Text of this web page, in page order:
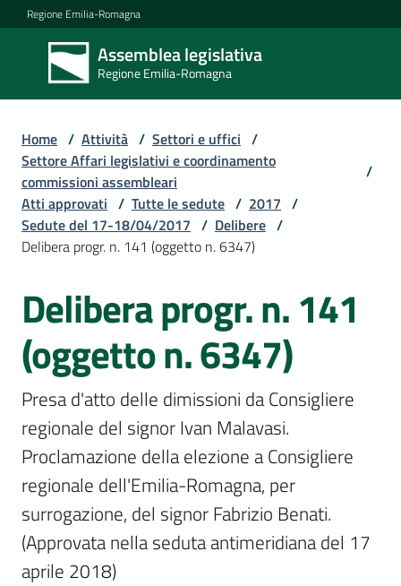
Vai al contenuto
Vai alla navigazione
Vai al footer
Regione Emilia-Romagna
Assemblea legislativa
Regione Emilia-Romagna
Assemblea
legislativa
Regione Emilia-
Assemblea
Argomenti
Per
i
media
Per
i
cittadini
Home / Attività / Settori e uffici /
Settore Affari legislativi e coordinamento
commissioni assembleari
/
Atti approvati / Tutte le sedute / 2017 /
Sedute del 17-18/04/2017 / Delibere /
Delibera progr. n. 141 (oggetto n. 6347)
Delibera progr. n. 141
(oggetto n. 6347)
Presa d'atto delle dimissioni da Consigliere
regionale del signor Ivan Malavasi.
Proclamazione della elezione a Consigliere
regionale dell'Emilia-Romagna, per
surrogazione, del signor Fabrizio Benati.
(Approvata nella seduta antimeridiana del 17
aprile 2018)